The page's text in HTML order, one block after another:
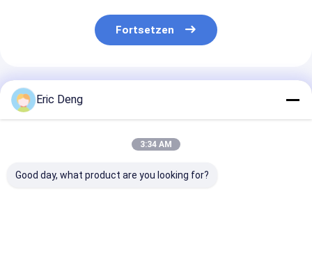
Fortsetzen
Empfohlene Produkte
Eric Deng
3:34 AM
Good day, what product are you looking for?